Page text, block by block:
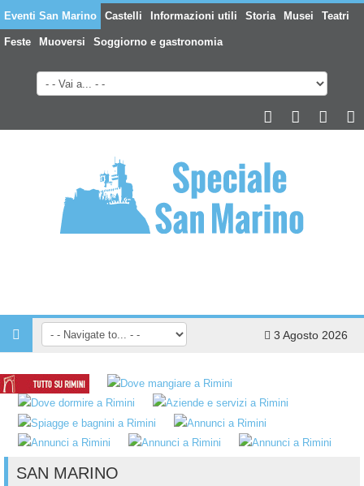
Eventi San Marino Castelli Informazioni utili Storia Musei Teatri
Feste Muoversi Soggiorno e gastronomia
3 Agosto 2026
SAN MARINO